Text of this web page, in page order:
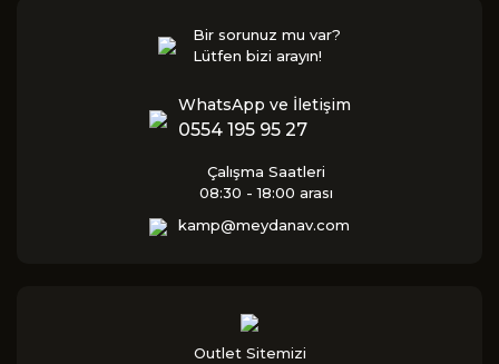
Bir sorunuz mu var?
Lütfen bizi arayın!
WhatsApp ve İletişim
0554 195 95 27
Çalışma Saatleri
08:30 - 18:00 arası
kamp@meydanav.com
Outlet Sitemizi